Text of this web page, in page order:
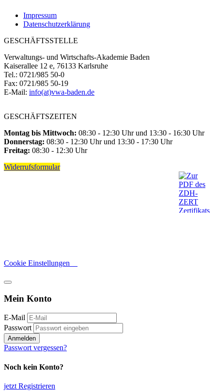
Impressum
Datenschutzerklärung
GESCHÄFTSSTELLE
Verwaltungs- und Wirtschafts-Akademie Baden
Kaiserallee 12 e, 76133 Karlsruhe
Tel.: 0721/985 50-0
Fax: 0721/985 50-19
E-Mail: info(at)vwa-baden.de
GESCHÄFTSZEITEN
Montag bis Mittwoch: 08:30 - 12:30 Uhr und 13:30 - 16:30 Uhr
Donnerstag: 08:30 - 12:30 Uhr und 13:30 - 17:30 Uhr
Freitag: 08:30 - 12:30 Uhr
Widerrufsformular
Cookie Einstellungen
Mein Konto
E-Mail
Passwort
Anmelden
Passwort vergessen?
Noch kein Konto?
jetzt Registrieren